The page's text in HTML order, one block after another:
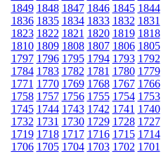
1849 1848 1847 1846 1845 1844
1836 1835 1834 1833 1832 1831
1823 1822 1821 1820 1819 1818
1810 1809 1808 1807 1806 1805
1797 1796 1795 1794 1793 1792
1784 1783 1782 1781 1780 1779
1771 1770 1769 1768 1767 1766
1758 1757 1756 1755 1754 1753
1745 1744 1743 1742 1741 1740
1732 1731 1730 1729 1728 1727
1719 1718 1717 1716 1715 1714
1706 1705 1704 1703 1702 1701